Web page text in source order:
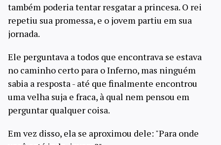
também poderia tentar resgatar a princesa. O rei
repetiu sua promessa, e o jovem partiu em sua
jornada.
Ele perguntava a todos que encontrava se estava
no caminho certo para o Inferno, mas ninguém
sabia a resposta - até que finalmente encontrou
uma velha suja e fraca, à qual nem pensou em
perguntar qualquer coisa.
Em vez disso, ela se aproximou dele: "Para onde